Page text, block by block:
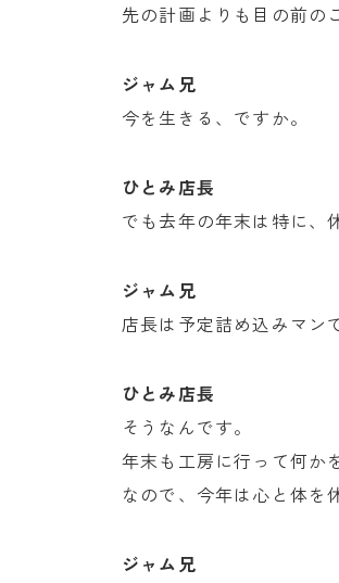
先の計画よりも目の前の
ジャム兄
今を生きる、ですか。
ひとみ店長
でも去年の年末は特に、
ジャム兄
店長は予定詰め込みマン
ひとみ店長
そうなんです。
年末も工房に行って何か
なので、今年は心と体を
ジャム兄